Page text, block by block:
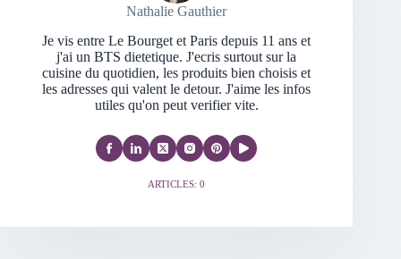
Nathalie Gauthier
Je vis entre Le Bourget et Paris depuis 11 ans et
j'ai un BTS dietetique. J'ecris surtout sur la
cuisine du quotidien, les produits bien choisis et
les adresses qui valent le detour. J'aime les infos
utiles qu'on peut verifier vite.
ARTICLES: 0